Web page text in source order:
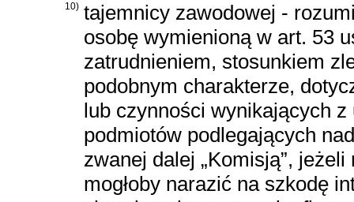
10) tajemnicy zawodowej -
osobę wymienioną w art. 53
zatrudnieniem, stosunkiem
podobnym charakterze,
lub czynności wynikających
podmiotów podlegających
zwanej dalej „Komisją”,
mogłoby narazić na szkodę